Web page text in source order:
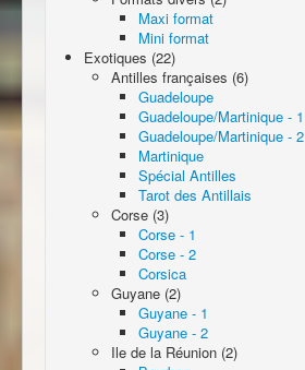
Maxi format
Mini format
Exotiques (22)
Antilles françaises (6)
Guadeloupe
Guadeloupe/Martinique - 1
Guadeloupe/Martinique - 2
Martinique
Spécial Antilles
Tarot des Antillais
Corse (3)
Corse - 1
Corse - 2
Corsica
Guyane (2)
Guyane - 1
Guyane - 2
Ile de la Réunion (2)